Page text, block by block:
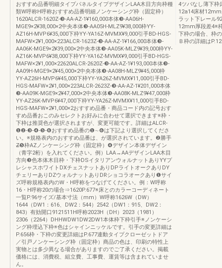
おすすめ品番明細タイプパネルタイプデザインLAA木目方向枠種
類W呼称H呼称おすすめ品番明細ノンケーシング枠（固定枠）
1620ALCR-1620Z-❸-AA-AZ-1¥160,000本体❸-AA06H-
MGE9×2¥38,000×2中央本体❸-AA05H-MLZ9¥38,000枠YY-
AZ16H-MVP6¥35,000下枠YY-YA16Z-MVMX¥9,000引手BD-HGS-
MAFW×2¥1,000×223ALCR-1623Z-❸-AA-AZ-1¥166,000本体❸-
AA06K-MGE9×2¥39,000×2中央本体❸-AA05K-MLZ9¥39,000枠YY-
AZ16K-MVP6¥38,000下枠YY-YA16Z-MVMX¥9,000引手BD-HGS-
MAFW×2¥1,000×22620ALCR-2620Z-❸-AA-AZ-1¥193,000本体❸-
AA09H-MGE9×2¥45,000×2中央本体❸-AA08H-MLZ9¥45,000枠
YY-AZ26H-MVP6¥45,000下枠YY-YA26Z-MVMX¥11,000引手BD-
HGS-MAFW×2¥1,000×223ALCR-2623Z-❸-AA-AZ-1¥201,000本体
❸-AA09K-MGE9×2¥47,000×2中央本体❸-AA08K-MLZ9¥47,000枠
YY-AZ26K-MVP6¥47,000下枠YY-YA26Z-MVMX¥11,000引手BD-
HGS-MAFW×2¥1,000×2おすすめ品番・商品コード内の記号おす
すめ品番おこのみセレクトお好みに合わせて選択できます※枠・
下枠は推奨色が選択されますが、変更可能です。詳細はALCR-
❶❷-❸-❹-❺-❻おすすめ品番の❶∼❻は下記より選択してくださ
い。※規格表内のおすすめ品番は、が選択されています。❷勝手
Z̶❺枠AZノンケーシング枠（固定枠）❹デザイン本体デザイン
（青字2桁）を入れてください。例）LAA→AAデザインLAA木目
方向❸色本体木目枠・下枠DSイタリアンウォルナットありYYプ
レシャスホワイトDXチェスナットありDPライトオークありDY
チェリーありDZウォルナットありDRショコラオークあり❶サイ
ズ呼称規格表内のW・H呼称をつなげてください。例：W呼称
16・H呼称20の場合⇒1620P.677※床とのカラーコーディネート
一覧P.96サイズ/基本寸法（mm）W呼称1626W（DW）
1644（DW1：616、DW2：544）2542（DW1：915、DW2：
843）有効開口9121511H呼称2023H（DH）2023（1981）
2306（2264）DHHWDW1DW2DW1本体枠下枠引手※ノンケーシ
ング枠埋込下枠※色はシャインニッケルです。引手の変更詳細は
P.656枠・下枠の変更詳細はP.677連動タイプクローゼットドア
／引戸ノンケーシング枠（固定枠）商品の色は、印刷の特性上
実物とは多少異なる場合がありますのでご了承ください。掲載
価格には、消費税、組立費、工事費、運賃等は含まれていませ
ん。
4ツバなし薄下枠
12a14床材
ラット下レール
12mm厚段差4※
下枠の場合、枠
Ｂ枠の詳細は